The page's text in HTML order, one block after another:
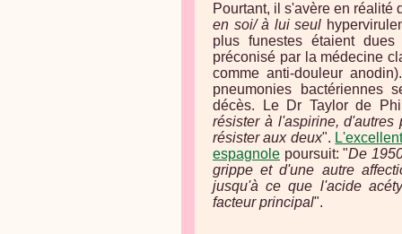
Pourtant, il s'avère en réalité
en soi/ à lui seul
plus funestes étaient
préconisé par la médecine
comme anti-douleur
pneumonies bactériennes
décès.
Le Dr Taylor de
résister à l'aspirine,
résister aux deux".
espagnole poursuit: "De
grippe et d'une autre
jusqu'à ce que l'acide
facteur principal".